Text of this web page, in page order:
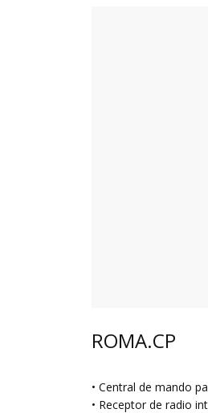
ROMA.CP
• Central de mando
• Receptor de radio